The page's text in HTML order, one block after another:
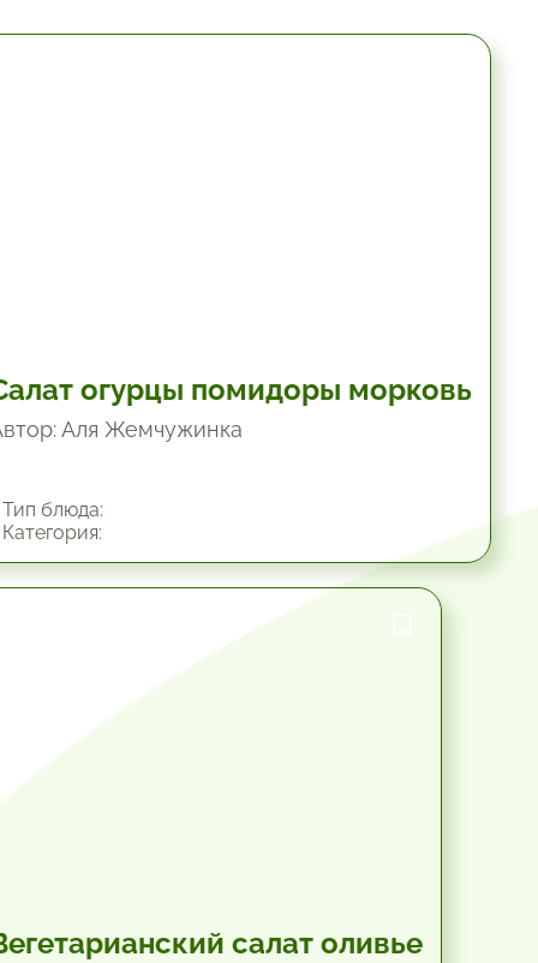
огурцы помидоры морковь
Аля Жемчужинка
блюда:
салат оливье